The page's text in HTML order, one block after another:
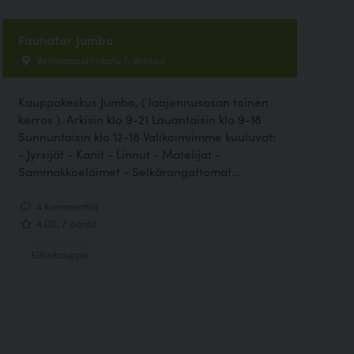
Faunatar Jumbo
Vantaanportinkatu 7, Vantaa
Kauppakeskus Jumbo, ( laajennusosan toinen
kerros ). Arkisin klo 9-21 Lauantaisin klo 9-18
Sunnuntaisin klo 12-18 Valikoimiimme kuuluvat:
- Jyrsijät - Kanit - Linnut - Matelijat -
Sammakkoeläimet - Selkärangattomat...